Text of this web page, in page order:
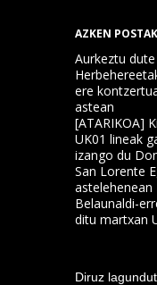
AZKEN POSTAK
Aurkeztu
ere
astean
[ATARIKOA]
UK01 lineak
izango du
San Lorente
astelehenean
Belaunaldi-
ditu martxan
Diruz